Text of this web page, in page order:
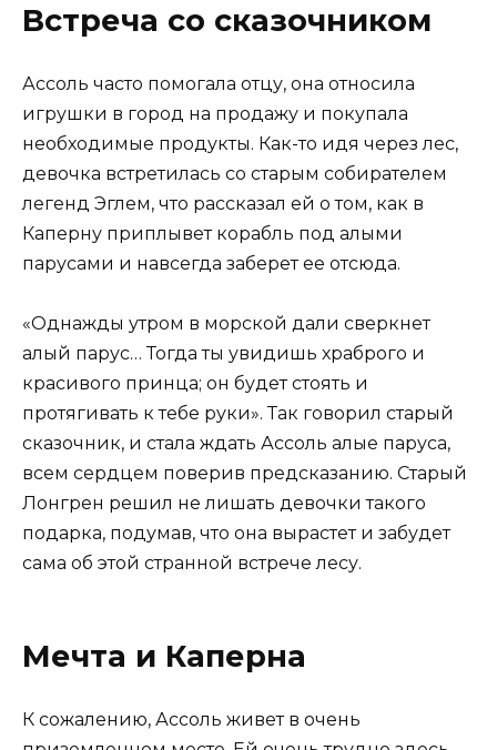
Встреча со сказочником
Ассоль часто помогала отцу, она относила
игрушки в город на продажу и покупала
необходимые продукты. Как-то идя через лес,
девочка встретилась со старым собирателем
легенд Эглем, что рассказал ей о том, как в
Каперну приплывет корабль под алыми
парусами и навсегда заберет ее отсюда.
«Однажды утром в морской дали сверкнет
алый парус… Тогда ты увидишь храброго и
красивого принца; он будет стоять и
протягивать к тебе руки». Так говорил старый
сказочник, и стала ждать Ассоль алые паруса,
всем сердцем поверив предсказанию. Старый
Лонгрен решил не лишать девочки такого
подарка, подумав, что она вырастет и забудет
сама об этой странной встрече лесу.
Мечта и Каперна
К сожалению, Ассоль живет в очень